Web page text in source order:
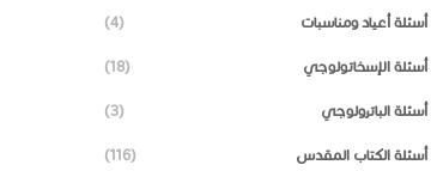
أسئلة أعياد ومناسبات (4)
أسئلة الإسخاتولوجي (18)
أسئلة الباترولوجي (3)
أسئلة الكتاب المقدس (116)